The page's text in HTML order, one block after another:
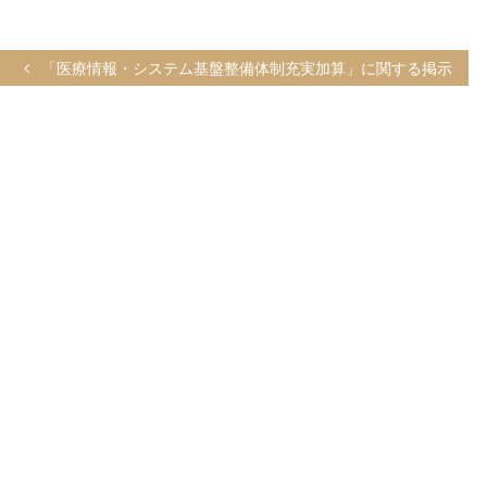
稿
「医療情報・システム基盤整備体制充実加算」に関する掲示